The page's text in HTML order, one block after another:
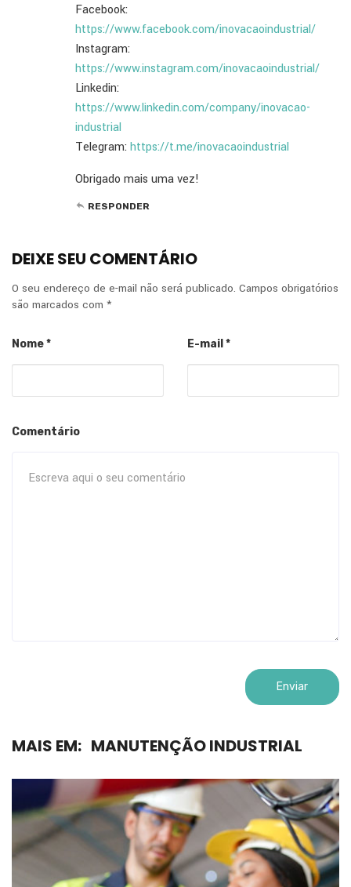
Facebook:
https://www.facebook.com/inovacaoindustrial/
Instagram:
https://www.instagram.com/inovacaoindustrial/
Linkedin:
https://www.linkedin.com/company/inovacao-
industrial
Telegram: https://t.me/inovacaoindustrial
Obrigado mais uma vez!
RESPONDER
DEIXE SEU COMENTÁRIO
O seu endereço de e-mail não será publicado. Campos obrigatórios
são marcados com *
Nome* E-mail *
Comentário
MAIS EM: MANUTENÇÃO INDUSTRIAL